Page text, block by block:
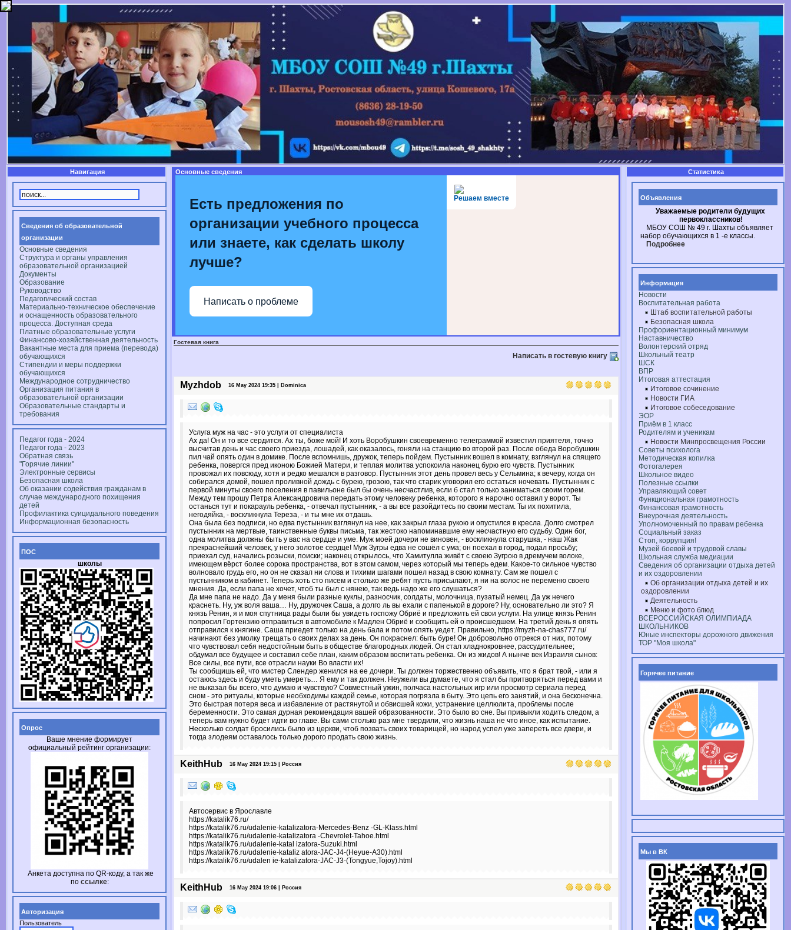
Навигация
Сведения об образовательной
организации
Основные сведения
Структура и органы управления
образовательной организацией
Документы
Образование
Руководство
Педагогический состав
Материально-техническое обеспечение
и оснащенность образовательного
процесса. Доступная среда
Платные образовательные услуги
Финансово-хозяйственная деятельность
Вакантные места для приема (перевода)
обучающихся
Стипендии и меры поддержки
обучающихся
Международное сотрудничество
Организация питания в
образовательной организации
Образовательные стандарты и
требования
Педагог года - 2024
Педагог года - 2023
Обратная связь
"Горячие линии"
Электронные сервисы
Безопасная школа
Об оказании содействия гражданам в
случае международного похищения
детей
Профилактика суицидального поведения
Информационная безопасность
ПОС
школы
Опрос
Ваше мнение формирует
официальный рейтинг организации:
Анкета доступна по QR-коду, а так же
по ссылке:
Авторизация
Пользователь
Основные сведения
Решаем вместе
Есть предложения по
организации учебного процесса
или знаете, как сделать школу
лучше?
Написать о проблеме
Гостевая книга
Написать в гостевую книгу
Myzhdob 16 May 2024 19:35 | Dominica
Услуга муж на час - это услуги от специалиста
Ах да! Он и то все сердится. Ах ты, боже мой! И хоть Воробушкин своевременно телеграммой известил приятеля, точно
высчитав день и час своего приезда, лошадей, как оказалось, гоняли на станцию во второй раз. После обеда Воробушкин
пил чай опять один в домике. После вспомнишь, дружок, теперь пойдем. Пустынник вошел в комнату, взглянул на спящего
ребенка, повергся пред иконою Божией Матери, и теплая молитва успокоила наконец бурю его чувств. Пустынник
провожал их повсюду, хотя и редко мешался в разговор. Пустынник этот день провел весь у Сельмина; к вечеру, когда он
собирался домой, пошел проливной дождь с бурею, грозою, так что старик уговорил его остаться ночевать. Пустынник с
первой минуты своего поселения в павильоне был бы очень несчастлив, если б стал только заниматься своим горем.
Между тем прошу Петра Александровича передать этому человеку ребенка, которого я нарочно оставил у ворот. Ты
останься тут и покарауль ребенка, - отвечал пустынник, - а вы все разойдитесь по своим местам. Ты их похитила,
негодяйка, - воскликнула Тереза, - и ты мне их отдашь.
Она была без подписи, но едва пустынник взглянул на нее, как закрыл глаза рукою и опустился в кресла. Долго смотрел
пустынник на мертвые, таинственные буквы письма, так жестоко напоминавшие ему несчастную его судьбу. Один бог,
одна молитва должны быть у вас на сердце и уме. Муж моей дочери не виновен, - воскликнула старушка, - наш Жак
прекраснейший человек, у него золотое сердце! Муж Зугры едва не сошёл с ума; он поехал в город, подал просьбу;
приехал суд, начались розыски, поиски; наконец открылось, что Хамитулла живёт с своею Зугрою в дремучем волоке,
имеющем вёрст более сорока пространства, вот в этом самом, через который мы теперь едем. Какое-то сильное чувство
волновало грудь его, но он не сказал ни слова и тихими шагами пошел назад в свою комнату. Сам же пошел с
пустынником в кабинет. Теперь хоть сто писем и столько же ребят пусть присылают, я ни на волос не переменю своего
мнения. Да, если папа не хочет, чтоб ты был с нянею, так ведь надо же его слушаться?
Да мне папа не надо. Да у меня были разные куклы, разносчик, солдаты, молочница, пузатый немец. Да уж нечего
краснеть. Ну, уж воля ваша… Ну, дружочек Саша, а долго ль вы ехали с папенькой в дороге? Ну, основательно ли это? Я
князь Ренин, я и моя спутница рады были бы увидеть госпожу Обриё и предложить ей свои услуги. На улице князь Ренин
попросил Гортензию отправиться в автомобиле к Мадлен Обриё и сообщить ей о происшедшем. На третий день я опять
отправился к княгине. Саша приедет только на день бала и потом опять уедет. Правильно, https://myzh-na-chas777.ru/
начинают без умолку трещать о своих делах за день. Он покраснел: быть буре! Он добровольно отрекся от них, потому
что чувствовал себя недостойным быть в обществе благородных людей. Он стал хладнокровнее, рассудительнее;
обдумал все будущее и составил себе план, каким образом воспитать ребенка. Он из жидов! А нынче век Израиля сынов:
Все силы, все пути, все отрасли науки Во власти их!
Ты сообщишь ей, что мистер Слендер женился на ее дочери. Ты должен торжественно объявить, что я брат твой, - или я
остаюсь здесь и буду уметь умереть… Я ему и так должен. Неужели вы думаете, что я стал бы притворяться перед вами и
не выказал бы всего, что думаю и чувствую? Совместный ужин, полчаса настольных игр или просмотр сериала перед
сном - это ритуалы, которые необходимы каждой семье, которая погрязла в быту. Это цепь его занятий, и она бесконечна.
Это быстрая потеря веса и избавление от растянутой и обвисшей кожи, устранение целлюлита, проблемы после
беременности. Это самая дурная рекомендация вашей образованности. Это было во сне. Вы привыкли ходить следом, а
теперь вам нужно будет идти во главе. Вы сами столько раз мне твердили, что жизнь наша не что иное, как испытание.
Несколько солдат бросились было из церкви, чтоб позвать своих товарищей, но народ успел уже запереть все двери, и
тогда злодеям оставалось только дорого продать свою жизнь.
KeithHub 16 May 2024 19:15 | Россия
Автосервис в Ярославле
https://katalik76.ru/
https://katalik76.ru/udalenie-katalizatora-Mercedes-Benz -GL-Klass.html
https://katalik76.ru/udalenie-katalizatora -Chevrolet-Tahoe.html
https://katalik76.ru/udalenie-katal izatora-Suzuki.html
https://katalik76.ru/udalenie-kataliz atora-JAC-J4-(Heyue-A30).html
https://katalik76.ru/udalen ie-katalizatora-JAC-J3-(Tongyue,Tojoy).html
KeithHub 16 May 2024 19:06 | Россия
Статистика
Объявления
Уважаемые родители будущих
первоклассников!
МБОУ СОШ № 49 г. Шахты объявляет
набор обучающихся в 1 -е классы.
Подробнее
Информация
Новости
Воспитательная работа
Штаб воспитательной работы
Безопасная школа
Профориентационный минимум
Наставничество
Волонтерский отряд
Школьный театр
ШСК
ВПР
Итоговая аттестация
Итоговое сочинение
Новости ГИА
Итоговое собеседование
ЭОР
Приём в 1 класс
Родителям и ученикам
Новости Минпросвещения России
Советы психолога
Методическая копилка
Фотогалерея
Школьное видео
Полезные ссылки
Управляющий совет
Функциональная грамотность
Финансовая грамотность
Внеурочная деятельность
Уполномоченный по правам ребенка
Социальный заказ
Стоп, коррупция!
Музей боевой и трудовой славы
Школьная служба медиации
Сведения об организации отдыха детей
и их оздоровлении
Об организации отдыха детей и их
оздоровлении
Деятельность
Меню и фото блюд
ВСЕРОССИЙСКАЯ ОЛИМПИАДА
ШКОЛЬНИКОВ
Юные инспекторы дорожного движения
ТОР "Моя школа"
Горячее питание
Мы в ВК